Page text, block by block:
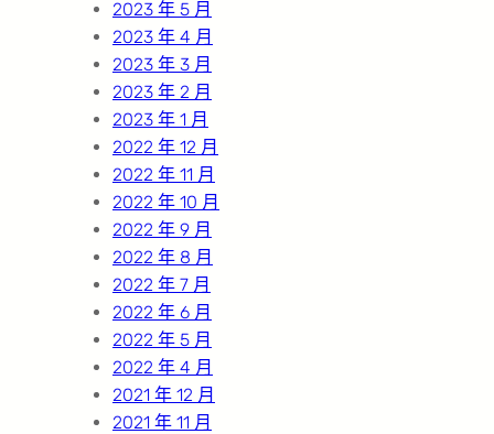
2023 年 5 月
2023 年 4 月
2023 年 3 月
2023 年 2 月
2023 年 1 月
2022 年 12 月
2022 年 11 月
2022 年 10 月
2022 年 9 月
2022 年 8 月
2022 年 7 月
2022 年 6 月
2022 年 5 月
2022 年 4 月
2021 年 12 月
2021 年 11 月